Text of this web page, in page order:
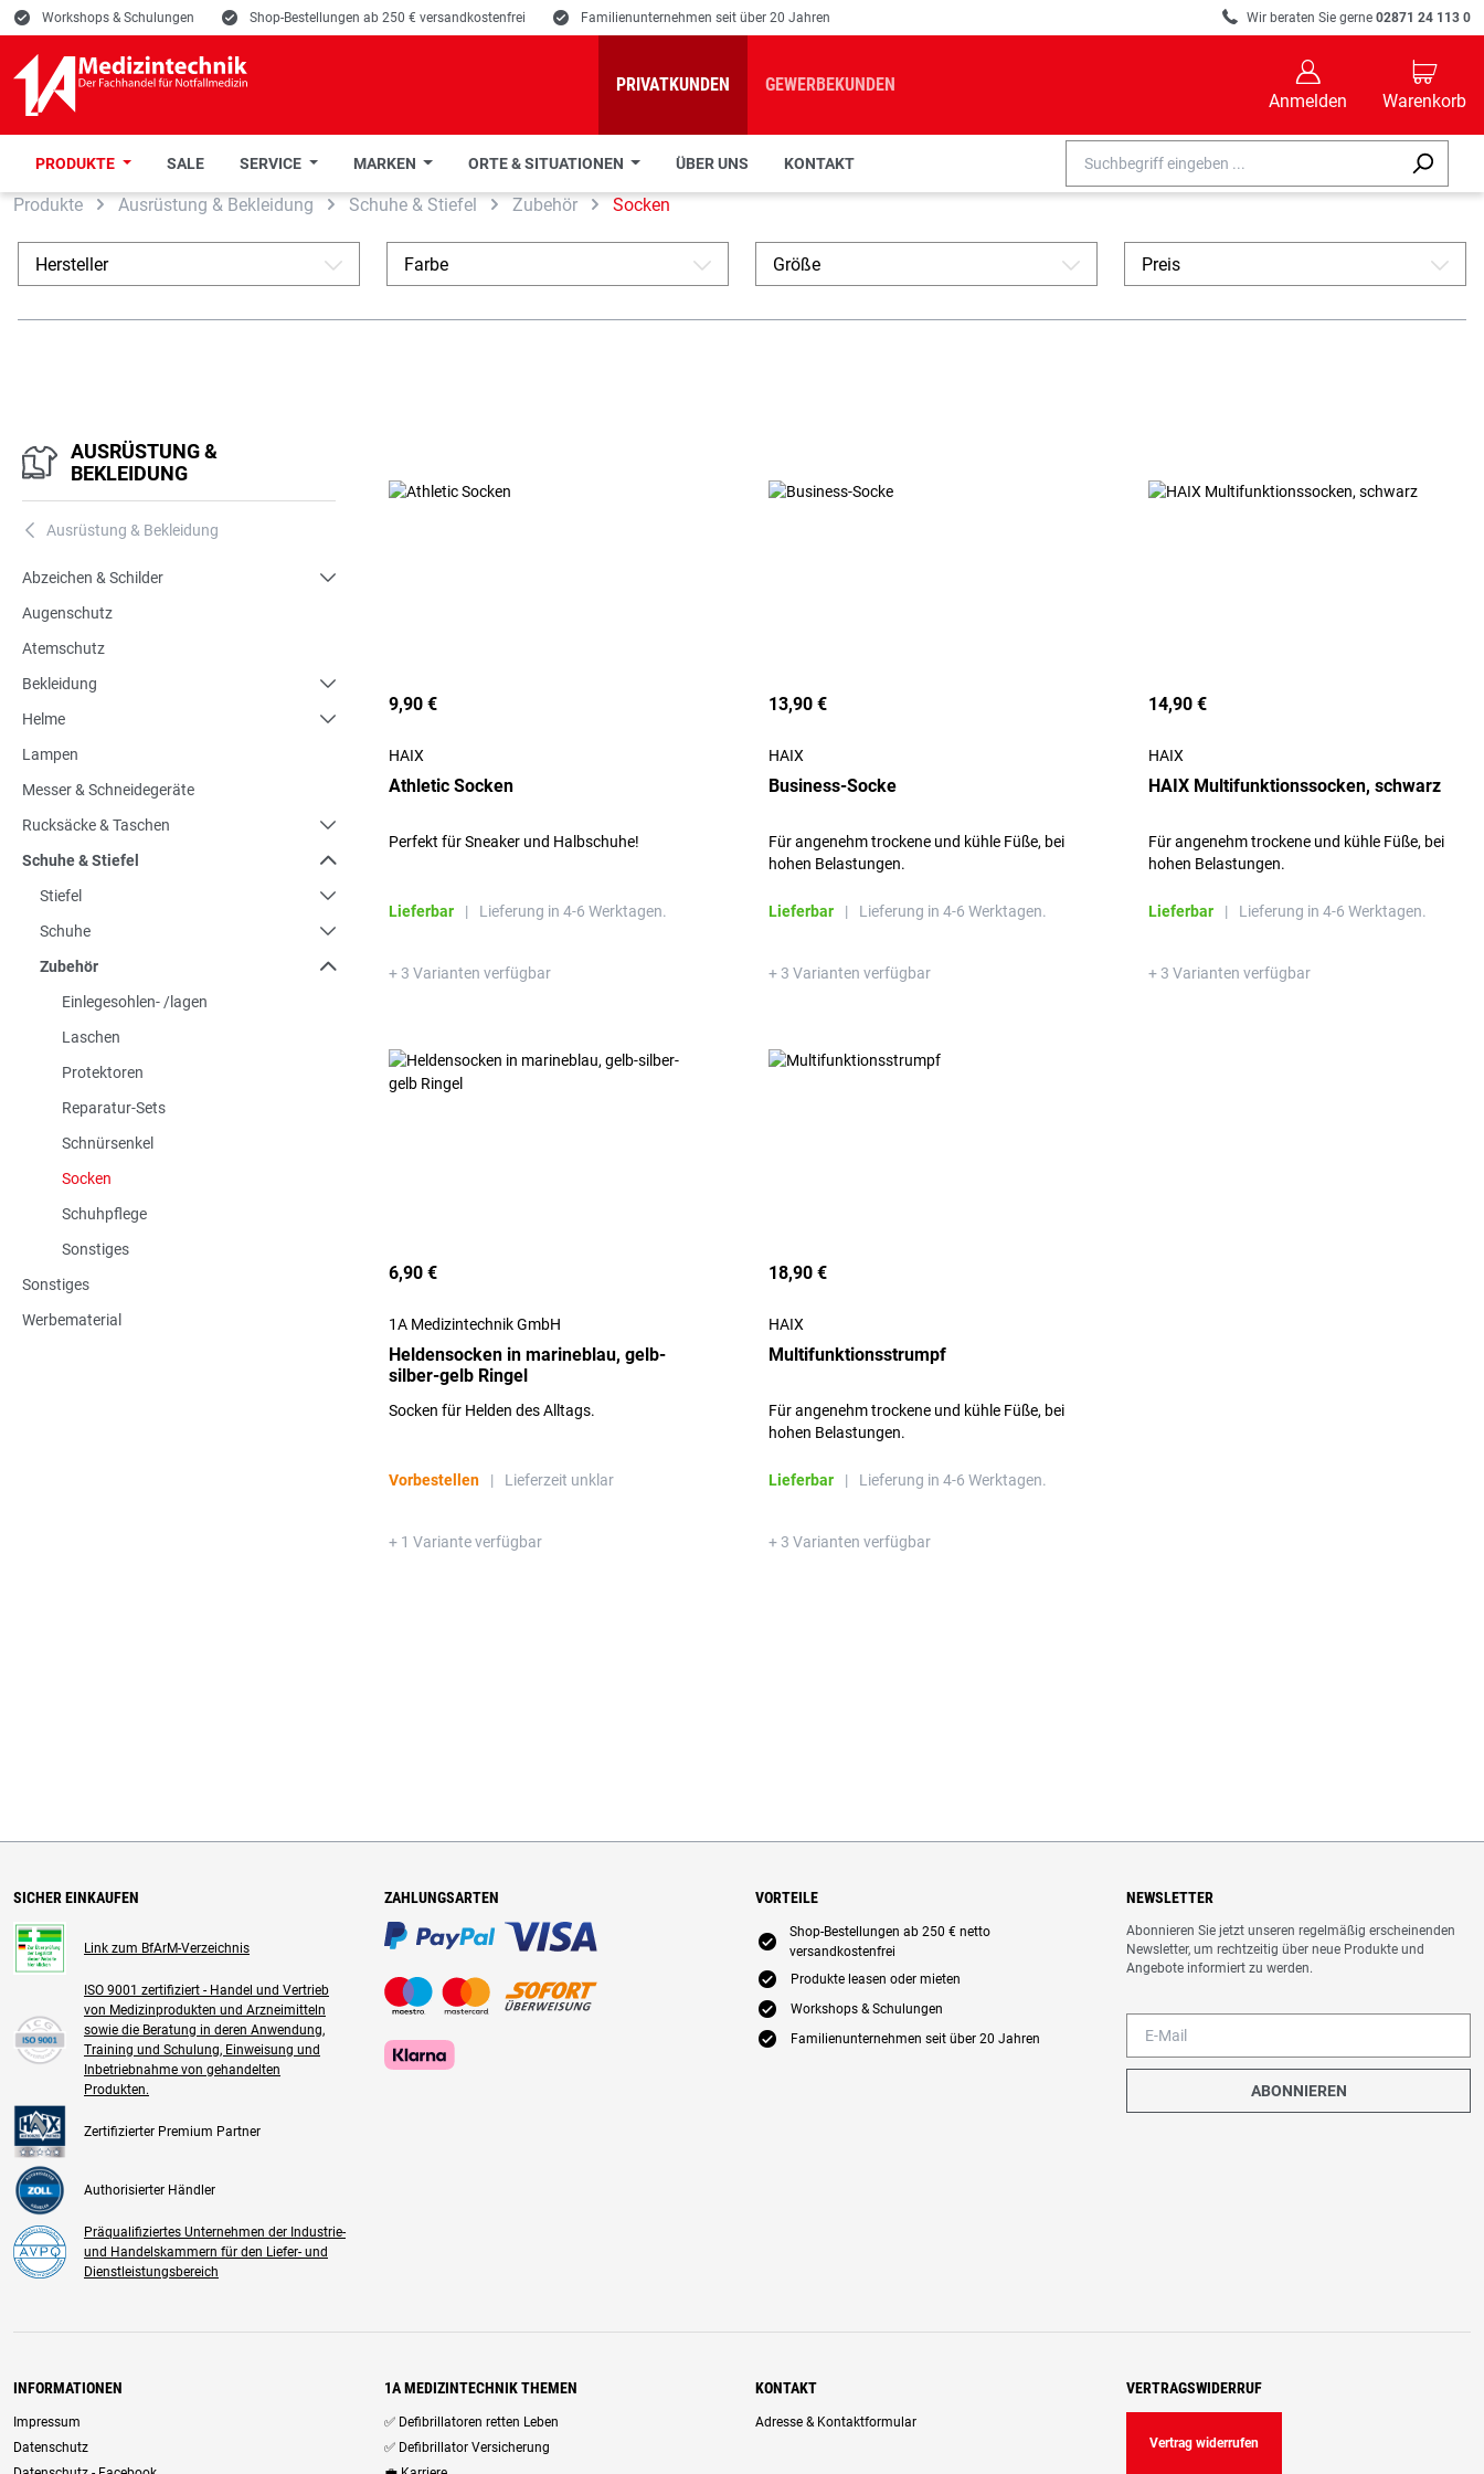
Hauptinhalt springen
Zur Suche springen
Zur Hauptnavigation springen
E Workshops & Schulungen E Shop-Bestellungen ab 250 € versandkostenfrei E Familienunternehmen seit über 20 Jahren R Wir beraten Sie gerne 02871 24 113 0
PRIVATKUNDEN GEWERBEKUNDEN
B
Anmelden
C
Warenkorb
PRODUKTE SALE SERVICE MARKEN ORTE & SITUATIONEN ÜBER UNS KONTAKT
Produkte Ausrüstung & Bekleidung Schuhe & Stiefel Zubehör Socken
Hersteller A Farbe A Größe A Preis A
AUSRÜSTUNG &
BEKLEIDUNG
A Ausrüstung & Bekleidung
Abzeichen & Schilder
Augenschutz
Atemschutz
Bekleidung
Helme
Lampen
Messer & Schneidegeräte
Rucksäcke & Taschen
Schuhe & Stiefel
Stiefel
Schuhe
Zubehör
Einlegesohlen- /lagen
Laschen
Protektoren
Reparatur-Sets
Schnürsenkel
Socken
Schuhpflege
Sonstiges
Sonstiges
Werbematerial
9,90 €
HAIX
Athletic Socken
Perfekt für Sneaker und Halbschuhe!
Lieferbar | Lieferung in 4-6 Werktagen.
+ 3 Varianten verfügbar
13,90 €
HAIX
Business-Socke
Für angenehm trockene und kühle Füße, bei
hohen Belastungen.
Lieferbar | Lieferung in 4-6 Werktagen.
+ 3 Varianten verfügbar
14,90 €
HAIX
HAIX Multifunktionssocken, schwarz
Für angenehm trockene und kühle Füße, bei
hohen Belastungen.
Lieferbar | Lieferung in 4-6 Werktagen.
+ 3 Varianten verfügbar
6,90 €
1A Medizintechnik GmbH
Heldensocken in marineblau, gelb-
silber-gelb Ringel
Socken für Helden des Alltags.
Vorbestellen | Lieferzeit unklar
+ 1 Variante verfügbar
18,90 €
HAIX
Multifunktionsstrumpf
Für angenehm trockene und kühle Füße, bei
hohen Belastungen.
Lieferbar | Lieferung in 4-6 Werktagen.
+ 3 Varianten verfügbar
SICHER EINKAUFEN
Link zum BfArM-Verzeichnis
ISO 9001 zertifiziert - Handel und Vertrieb
von Medizinprodukten und Arzneimitteln
sowie die Beratung in deren Anwendung,
Training und Schulung, Einweisung und
Inbetriebnahme von gehandelten
Produkten.
Zertifizierter Premium Partner
Authorisierter Händler
Präqualifiziertes Unternehmen der Industrie-
und Handelskammern für den Liefer- und
Dienstleistungsbereich
ZAHLUNGSARTEN VORTEILE
E
Shop-Bestellungen ab 250 € netto
versandkostenfrei
E Produkte leasen oder mieten
E Workshops & Schulungen
E Familienunternehmen seit über 20 Jahren
NEWSLETTER
Abonnieren Sie jetzt unseren regelmäßig erscheinenden
Newsletter, um rechtzeitig über neue Produkte und
Angebote informiert zu werden.
ABONNIEREN
INFORMATIONEN
Impressum
Datenschutz
1A MEDIZINTECHNIK THEMEN
✅ Defibrillatoren retten Leben
✅ Defibrillator Versicherung
KONTAKT
Adresse & Kontaktformular
VERTRAGSWIDERRUF
Vertrag widerrufen